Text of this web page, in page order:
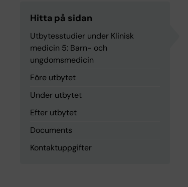
Hitta på sidan
Utbytesstudier under Klinisk
medicin 5: Barn- och
ungdomsmedicin
Före utbytet
Under utbytet
Efter utbytet
Documents
Kontaktuppgifter